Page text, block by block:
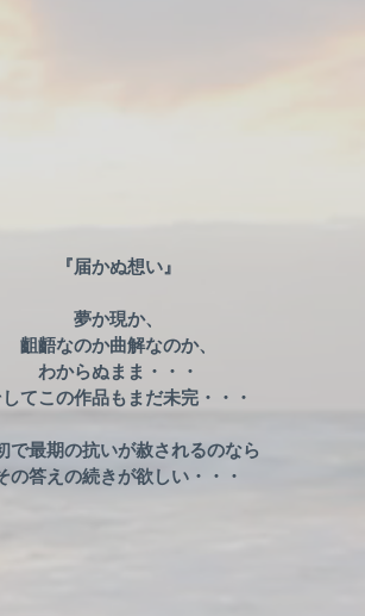
『届かぬ想い』
夢か現か、
齟齬なのか曲解なのか、
わからぬまま・・・
てこの作品もまだ未完・・・
で最期の抗いが赦されるのなら
の答えの続きが欲しい・・・